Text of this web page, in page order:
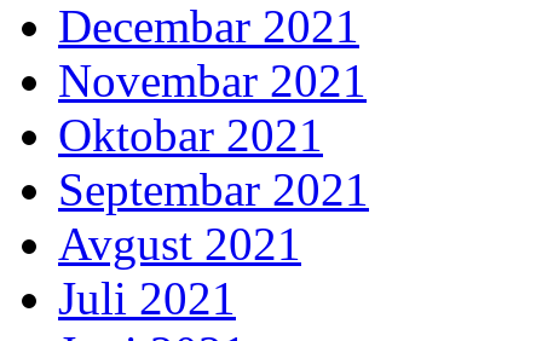
Decembar 2021
Novembar 2021
Oktobar 2021
Septembar 2021
Avgust 2021
Juli 2021